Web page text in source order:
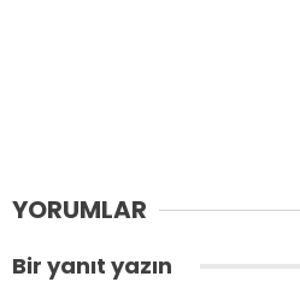
YORUMLAR
Bir yanıt yazın